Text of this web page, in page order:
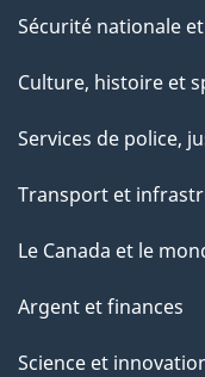
Sécurité nationale
Culture, histoire et
Services de police,
Transport et
Le Canada et le
Argent et finances
Science et